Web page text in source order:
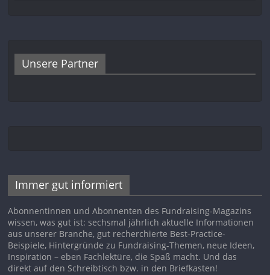
Unsere Partner
Immer gut informiert
Abonnentinnen und Abonnenten des Fundraising-Magazins
wissen, was gut ist: sechsmal jährlich aktuelle Informationen
aus unserer Branche, gut recherchierte Best-Practice-
Beispiele, Hintergründe zu Fundraising-Themen, neue Ideen,
Inspiration – eben Fachlektüre, die Spaß macht. Und das
direkt auf den Schreibtisch bzw. in den Briefkasten!